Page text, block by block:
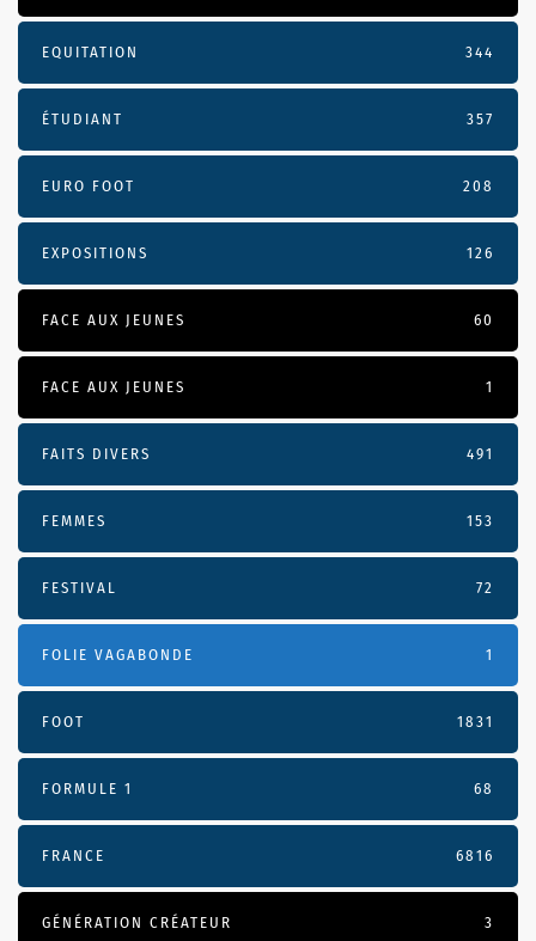
EQUITATION 344
ÉTUDIANT 357
EURO FOOT 208
EXPOSITIONS 126
FACE AUX JEUNES 60
FACE AUX JEUNES 1
FAITS DIVERS 491
FEMMES 153
FESTIVAL 72
FOLIE VAGABONDE 1
FOOT 1831
FORMULE 1 68
FRANCE 6816
GÉNÉRATION CRÉATEUR 3